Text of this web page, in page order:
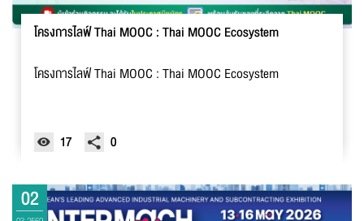
โครงการไลฟ์ Thai MOOC : Thai MOOC Ecosystem
โครงการไลฟ์ Thai MOOC : Thai MOOC Ecosystem
17 0
02